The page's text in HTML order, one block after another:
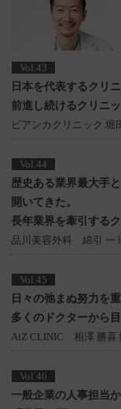
Vol.43
日本を代表するクリ
前進し続けるクリニッ
ビアンカクリニック 堀
Vol.44
歴史ある業界最大手
開いてきた。
長年業界を牽引する
品川美容外科 綿引 一
Vol.45
日々の弛まぬ努力を
多くのドクターから
AiZ CLINIC 相澤 勝喜
Vol.46
一般企業の人事担当